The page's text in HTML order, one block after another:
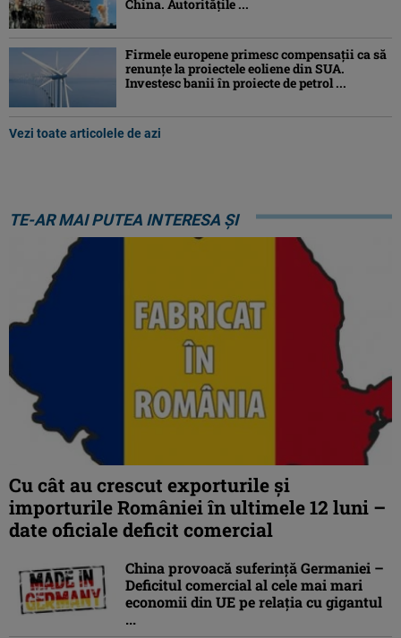
China. Autoritățile ...
Firmele europene primesc compensații ca să
renunțe la proiectele eoliene din SUA.
Investesc banii în proiecte de petrol ...
Vezi toate articolele de azi
TE-AR MAI PUTEA INTERESA ȘI
Cu cât au crescut exporturile şi
importurile României în ultimele 12 luni –
date oficiale deficit comercial
China provoacă suferinţă Germaniei –
Deficitul comercial al cele mai mari
economii din UE pe relaţia cu gigantul
...